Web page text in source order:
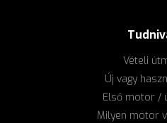
Vételi
Új vagy
Első motor /
Milyen motor